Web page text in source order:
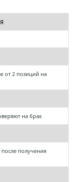
от 2 позиций на
на брак
после получения